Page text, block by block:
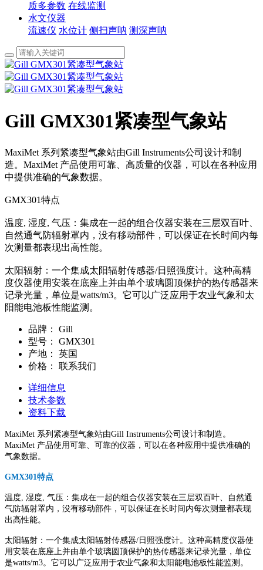
质多参数 在线监测
水文仪器
流速仪 水位计 侧扫声呐 测深声呐
Gill GMX301紧凑型气象站
MaxiMet 系列紧凑型气象站由Gill Instruments公司设计和制
造。MaxiMet 产品使用可靠、高质量的仪器，可以在各种应用
中提供准确的气象数据。
GMX301特点
温度, 湿度, 气压：集成在一起的组合仪器安装在三层双百叶、
自然通气防辐射罩内，没有移动部件，可以保证在长时间内每
次测量都表现出高性能。
太阳辐射：一个集成太阳辐射传感器/日照强度计。这种高精
度仪器使用安装在底座上并由单个玻璃圆顶保护的热传感器来
记录光量，单位是watts/m3。它可以广泛应用于农业气象和太
阳能电池板性能监测。
品牌：
Gill
型号：
GMX301
产地：
英国
价格：
联系我们
详细信息
技术参数
资料下载
MaxiMet 系列紧凑型气象站由Gill Instruments公司设计和制造。
MaxiMet 产品使用可靠、可靠的仪器，可以在各种应用中提供准确的
气象数据。
GMX301特点
温度, 湿度, 气压：集成在一起的组合仪器安装在三层双百叶、自然通
气防辐射罩内，没有移动部件，可以保证在长时间内每次测量都表现
出高性能。
太阳辐射：一个集成太阳辐射传感器/日照强度计。这种高精度仪器使
用安装在底座上并由单个玻璃圆顶保护的热传感器来记录光量，单位
是watts/m3。它可以广泛应用于农业气象和太阳能电池板性能监测。